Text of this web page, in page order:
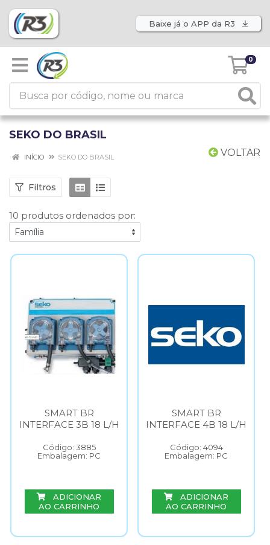
Baixe já o APP da R3
0
SEKO DO BRASIL
VOLTAR
INÍCIO SEKO DO BRASIL
Filtros
10 produtos ordenados por:
SMART BR
INTERFACE 3B 18 L/H
Código: 3885
Embalagem: PC
ADICIONAR
AO CARRINHO
SMART BR
INTERFACE 4B 18 L/H
Código: 4094
Embalagem: PC
ADICIONAR
AO CARRINHO